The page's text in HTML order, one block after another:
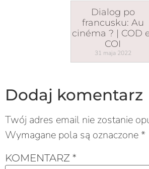
Dialog po
francusku: Au
cinéma ? | COD
COI
31 maja 2022
Dodaj komentarz
Twój adres email nie zostanie
Wymagane pola są oznaczone*
KOMENTARZ *